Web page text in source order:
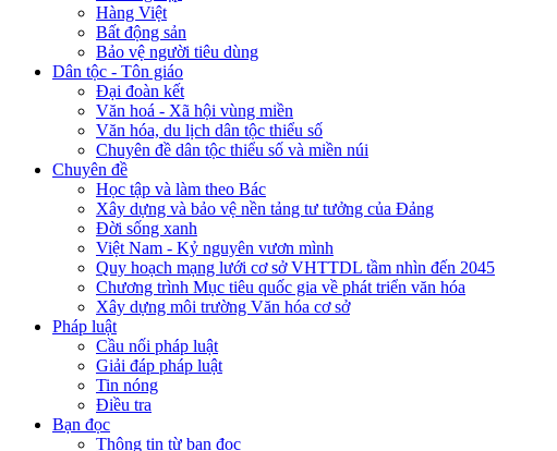
Hàng Việt
Bất động sản
Bảo vệ người tiêu dùng
Dân tộc - Tôn giáo
Đại đoàn kết
Văn hoá - Xã hội vùng miền
Văn hóa, du lịch dân tộc thiểu số
Chuyên đề dân tộc thiểu số và miền núi
Chuyên đề
Học tập và làm theo Bác
Xây dựng và bảo vệ nền tảng tư tưởng của Đảng
Đời sống xanh
Việt Nam - Kỷ nguyên vươn mình
Quy hoạch mạng lưới cơ sở VHTTDL tầm nhìn đến 2045
Chương trình Mục tiêu quốc gia về phát triển văn hóa
Xây dựng môi trường Văn hóa cơ sở
Pháp luật
Cầu nối pháp luật
Giải đáp pháp luật
Tin nóng
Điều tra
Bạn đọc
Thông tin từ bạn đọc